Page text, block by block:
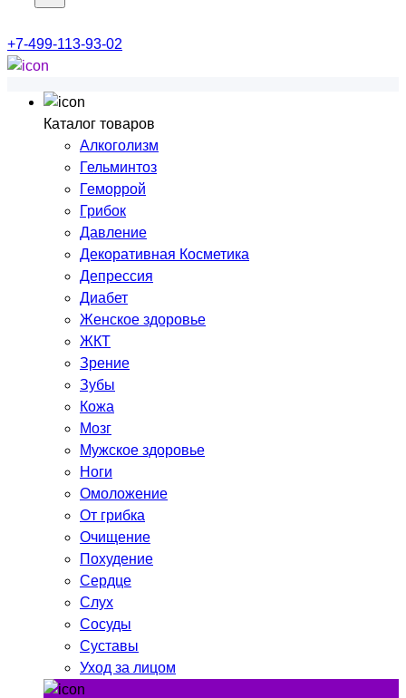
+7-499-113-93-02
Каталог товаров
Алкоголизм
Гельминтоз
Геморрой
Грибок
Давление
Декоративная Косметика
Депрессия
Диабет
Женское здоровье
ЖКТ
Зрение
Зубы
Кожа
Мозг
Мужское здоровье
Ноги
Омоложение
От грибка
Очищение
Похудение
Сердце
Слух
Сосуды
Суставы
Уход за лицом